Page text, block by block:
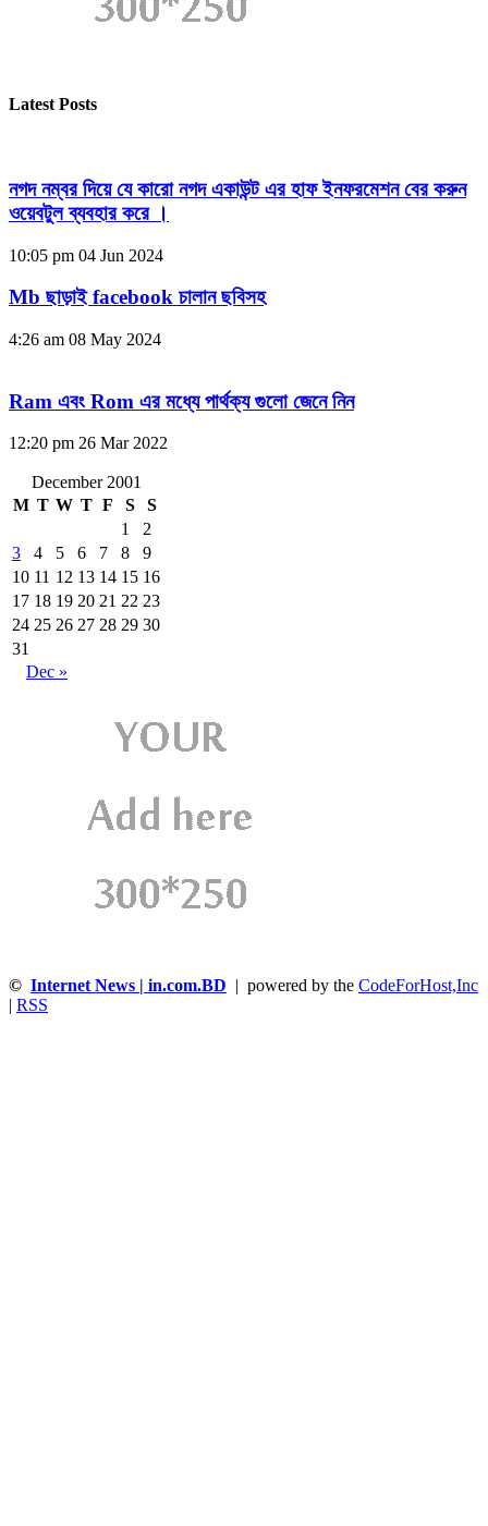
Latest Posts
নগদ নম্বর দিয়ে যে কারো নগদ একাউন্ট এর হাফ ইনফরমেশন বের করুন
ওয়েবটুল ব্যবহার করে ।
10:05 pm 04 Jun 2024
Mb ছাড়াই facebook চালান ছবিসহ
4:26 am 08 May 2024
Ram এবং Rom এর মধ্যে পার্থক্য গুলো জেনে নিন
12:20 pm 26 Mar 2022
December 2001
M T W T F S
S
1
2
3
4 5 6 7 8
9
10 11 12 13 14 15 16
17 18 19 20 21 22 23
24 25 26 27 28 29 30
31
Dec »
© Internet News | in.com.BD | powered by the CodeForHost,Inc
RSS